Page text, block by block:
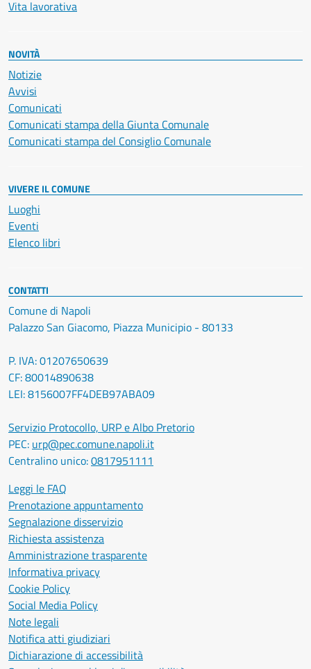
Vita lavorativa
NOVITÀ
Notizie
Avvisi
Comunicati
Comunicati stampa della Giunta Comunale
Comunicati stampa del Consiglio Comunale
VIVERE IL COMUNE
Luoghi
Eventi
Elenco libri
CONTATTI
Comune di Napoli
Palazzo San Giacomo, Piazza Municipio - 80133
P. IVA: 01207650639
CF: 80014890638
LEI: 8156007FF4DEB97ABA09
Servizio Protocollo, URP e Albo Pretorio
PEC: urp@pec.comune.napoli.it
Centralino unico:0817951111
Leggi le FAQ
Prenotazione appuntamento
Segnalazione disservizio
Richiesta assistenza
Amministrazione trasparente
Informativa privacy
Cookie Policy
Social Media Policy
Note legali
Notifica atti giudiziari
Dichiarazione di accessibilità